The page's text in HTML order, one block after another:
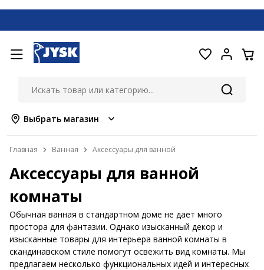
Выбрать магазин
Главная Ванная Аксессуары для ванной
Аксессуары для ванной
комнаты
Обычная ванная в стандартном доме не дает много
простора для фантазии. Однако изысканный декор и
изысканные товары для интерьера ванной комнаты в
скандинавском стиле помогут освежить вид комнаты. Мы
предлагаем несколько функциональных идей и интересных